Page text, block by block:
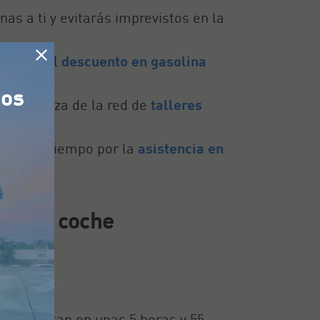
a ti y evitarás imprevistos en la
el descuento en gasolina
de la red de talleres
contratiempo por la asistencia en
en coche